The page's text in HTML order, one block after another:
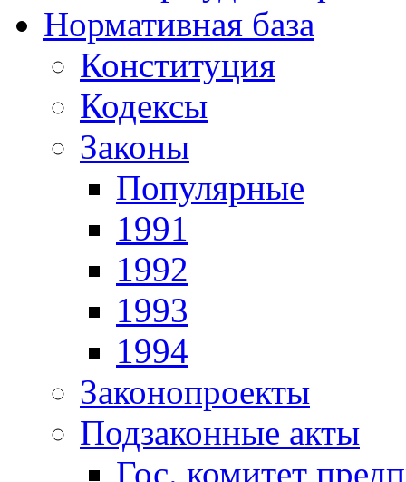
Нормативная база
Конституция
Кодексы
Законы
Популярные
1991
1992
1993
1994
Законопроекты
Подзаконные акты
Гос. комитет